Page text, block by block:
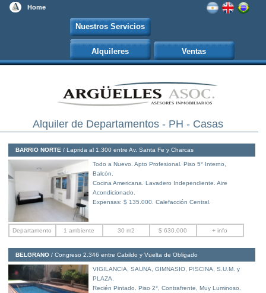
Home
Nuestros Servicios
Barrios Porteños
Alquileres Ventas
Alquiler de Departamentos - PH - Casas
BARRIO NORTE / Laprida al 1.300 entre Av. Santa Fe y Charcas
Todo a Nuevo. Apto Profesional. Piso 5° Interno,
Balcón.
Cocina Americana. Lavadero Independiente. Aire
Acondicionado.
Expensas: $ 135.000. Calefacción Central.
Departamento 1 ambiente 30 m2 $ 630.000 + info
BELGRANO / Congreso 2.346 entre Cabildo y Vuelta de Obligado
VIGILANCIA, SAUNA, GIMNASIO, PISCINA, S.U.M. y
PLAZA.
Recién Pintado. Piso 2°, Contrafrente, Muy Luminoso.